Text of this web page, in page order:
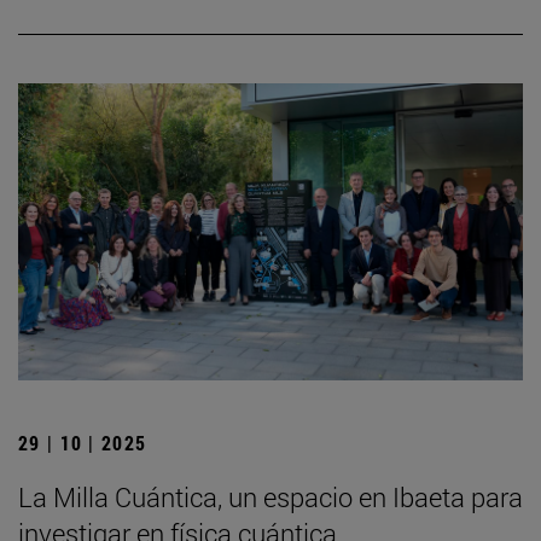
29 | 10 | 2025
La Milla Cuántica, un espacio en Ibaeta para
investigar en física cuántica